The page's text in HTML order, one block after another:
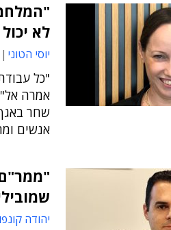
לא
יוסי הטוני
"כל
אמרה
שחר
אנשים
"ממר"ם
יהודה